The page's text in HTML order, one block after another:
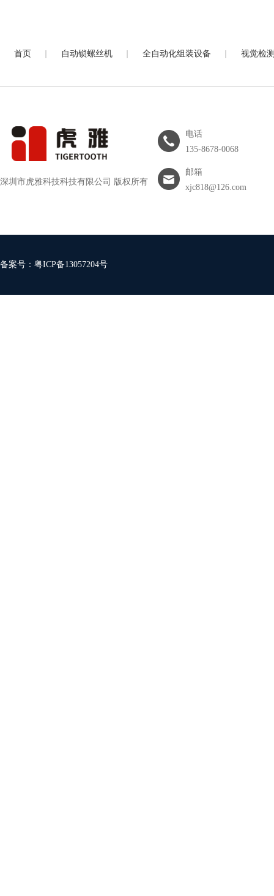
首页 | 自动锁螺丝机 | 全自动化组装设备 | 视觉检
深圳市虎雅科技科技有限公司 版权所有
电话
135-8678-0068
邮箱
xjc818@126.com
备案号： 粤ICP备13057204号